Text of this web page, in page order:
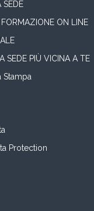
SEDE
FORMAZIONE ON LINE
SEDE PIÙ VICINA A TE
Stampa
Protection